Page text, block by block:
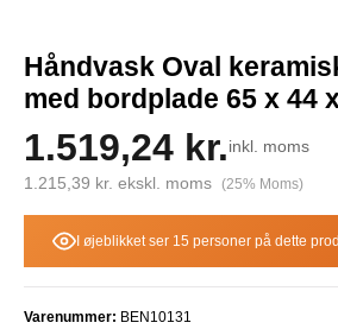
Håndvask Oval
med bordplade 65 x 44
1.519,24 kr. inkl. moms
1.215,39 kr. ekskl. moms (25% Moms)
I øjeblikket ser 15 personer på dette
Varenummer: BEN10131